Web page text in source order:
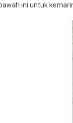
ini untuk